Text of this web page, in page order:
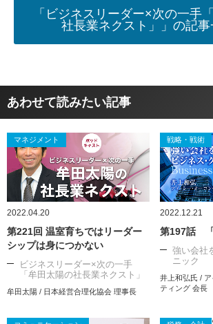
「ビジネスリーダー×次の一手
社長業ネクスト」」の記
あわせて読みたい記事
マネジメント
2022.04.20
第221回 温室育ちではリーダー
シップは身につかない
ビジネスリーダー×次の一手
「牟田太陽の社長業ネクスト」
牟田太陽 / 日本経営合理化協会 理事長
戦略・戦術
2022.12.21
第197話 「
強い会社
ニック
井上和弘氏 /
ティング 会長